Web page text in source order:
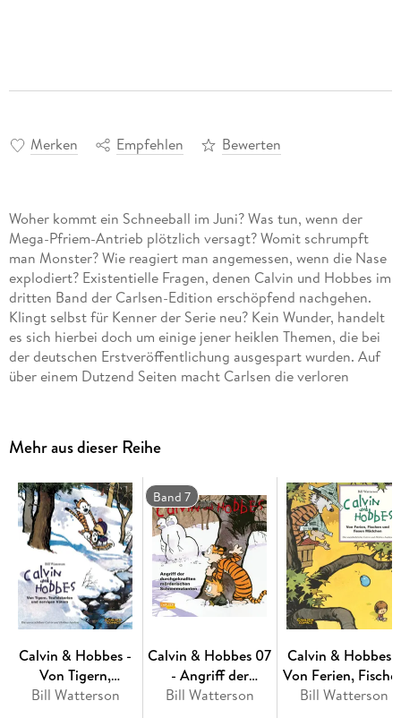
Merken Empfehlen Bewerten
Woher kommt ein Schneeball im Juni? Was tun, wenn der
Mega-Pfriem-Antrieb plötzlich versagt? Womit schrumpft
man Monster? Wie reagiert man angemessen, wenn die Nase
explodiert? Existentielle Fragen, denen Calvin und Hobbes im
dritten Band der Carlsen-Edition erschöpfend nachgehen.
Klingt selbst für Kenner der Serie neu? Kein Wunder, handelt
es sich hierbei doch um einige jener heiklen Themen, die bei
der deutschen Erstveröffentlichung ausgespart wurden. Auf
über einem Dutzend Seiten macht Carlsen die verloren
Hobbes"-Klassiker für Verzückung - erstmals in
Originalzusammenstellung!
"Ich konnte es nicht lesen, weil meine Eltern vergessen haben,
die Schwerkraftrechnung zu bezahlen."
Intelligent, anarchisch, philosophisch und umwerfend
komisch: Mit den Abenteuern des sechsjährigen Calvin und
seinesStofftigers HobbeshatBill Watterson
einen der besten
Zeitungscomic aller Zeiten geschaffen.
Die Anarchie der Kindheit
Calvin ist Chaos! Ob Eltern, Babysitterin oder
Mehr aus dieser Reihe
Calvin & Hobbes -
Von Tigern,
Teufelskerlen und
Bill Watterson
Band 7
Calvin & Hobbes 07
- Angriff der
durchgeknallten
Bill Watterson
Calvin & Hobbes -
Von Ferien,
und fiesen
Bill Watterson